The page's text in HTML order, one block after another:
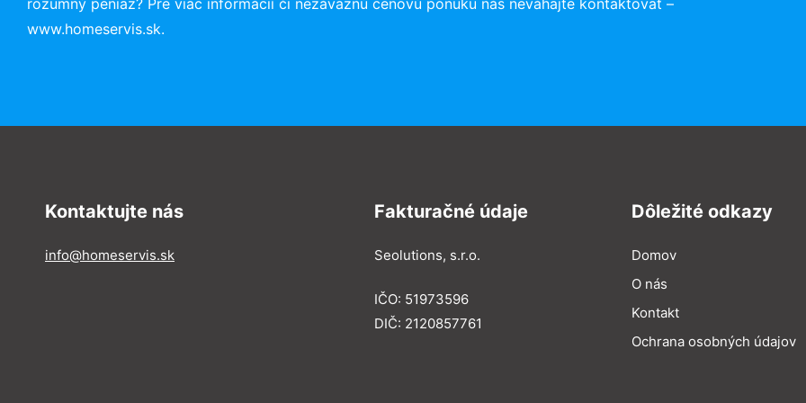
www.homeservis.sk.
Kontaktujte nás
info@homeservis.sk
Fakturačné údaje
Seolutions, s.r.o.
IČO: 51973596
DIČ: 2120857761
Dôležité odkazy
Domov
O nás
Kontakt
Ochrana osobných údajov